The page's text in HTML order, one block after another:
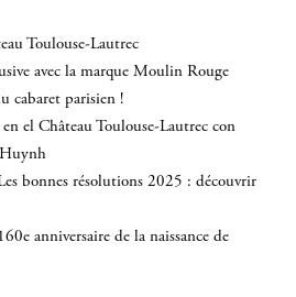
Toulouse-Lautrec
avec la marque Moulin Rouge
cabaret parisien !
el Château Toulouse-Lautrec con
bonnes résolutions 2025 : découvrir
anniversaire de la naissance de